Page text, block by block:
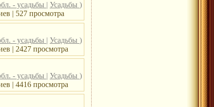
- усадьбы | Усадьбы )
| 527 просмотра
- усадьбы | Усадьбы )
| 2427 просмотра
- усадьбы | Усадьбы )
| 4416 просмотра